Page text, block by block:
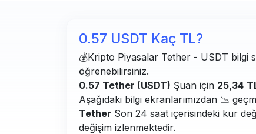
0.57 USDT Kaç TL?
💰Kripto Piyasalar Tether - USDT bilgi
öğrenebilirsiniz.
0.57 Tether (USDT) Şuan için 25,34
Aşağıdaki bilgi ekranlarımızdan 📉
Tether Son 24 saat içerisindeki kur
değişim izlenmektedir.